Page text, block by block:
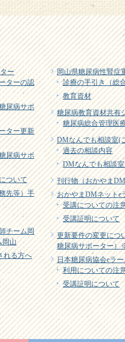
ー
ターの認
尿病サポ
ター更新
尿病サポ
ついて
先等）手
チーム岡
岡山
れる方へ
岡山県糖尿病性腎症
診療の手引き（総
教育資材
糖尿病教育資材共有
糖尿病総合管理医
DMなんでも相談室(
過去の相談内容
DMなんでも相談
刊行物（おかやま
おかやまDMネットe
受講についての注
受講証明について
更新要件の変更につ
糖尿病サポーター
日本糖尿病協会eラ
利用についての注
受講証明について